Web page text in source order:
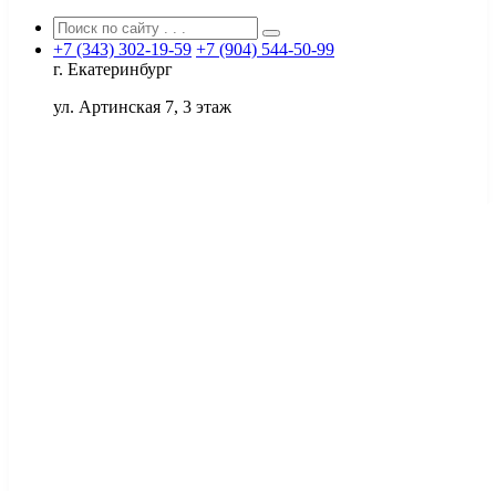
+7 (343) 302-19-59 +7 (904) 544-50-99
г. Екатеринбург
ул. Артинская 7, 3 этаж